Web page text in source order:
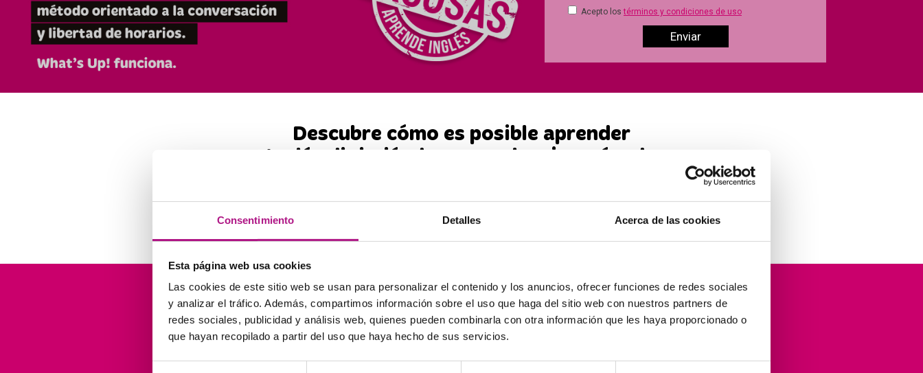
Consentimiento Detalles Acerca de las cookies
Esta página web usa cookies
Las cookies de este sitio web se usan para personalizar el contenido y los anuncios, ofrecer funciones de redes sociales
y analizar el tráfico. Además, compartimos información sobre el uso que haga del sitio web con nuestros partners de
redes sociales, publicidad y análisis web, quienes pueden combinarla con otra información que les haya proporcionado o
que hayan recopilado a partir del uso que haya hecho de sus servicios.
Acepto lostérminos y condiciones de uso
Descubre cómo es posible aprender
la matrícula gratuita y un dcto. especial.
(Plazas limitadas y no acumulable)
Líder en enseñanza de inglés de forma
presencial y online en España